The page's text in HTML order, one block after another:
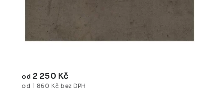
od 1 860 Kč bez DPH
od 2 250 Kč